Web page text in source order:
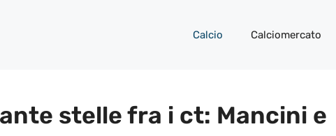
Calcio Calciomercato
stelle fra i ct: Mancini e